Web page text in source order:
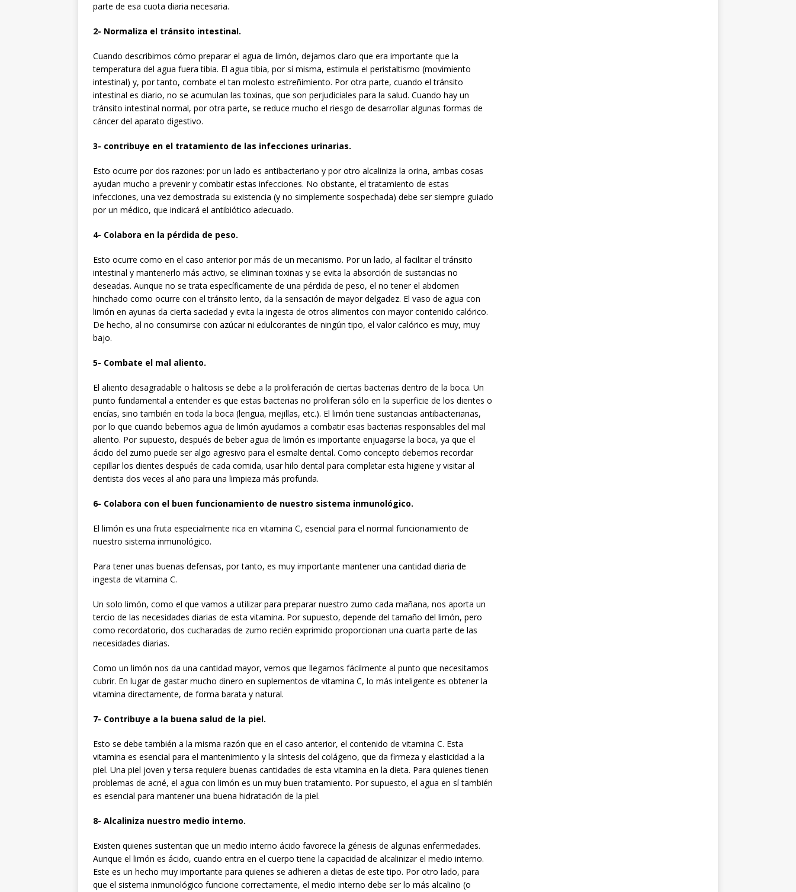
parte de esa cuota diaria necesaria.
2- Normaliza el tránsito intestinal.
Cuando describimos cómo preparar el agua de limón, dejamos claro que era importante que la
temperatura del agua fuera tibia. El agua tibia, por sí misma, estimula el peristaltismo (movimiento
intestinal) y, por tanto, combate el tan molesto estreñimiento. Por otra parte, cuando el tránsito
intestinal es diario, no se acumulan las toxinas, que son perjudiciales para la salud. Cuando hay un
tránsito intestinal normal, por otra parte, se reduce mucho el riesgo de desarrollar algunas formas de
cáncer del aparato digestivo.
3- contribuye en el tratamiento de las infecciones urinarias.
Esto ocurre por dos razones: por un lado es antibacteriano y por otro alcaliniza la orina, ambas cosas
ayudan mucho a prevenir y combatir estas infecciones. No obstante, el tratamiento de estas
infecciones, una vez demostrada su existencia (y no simplemente sospechada) debe ser siempre guiado
por un médico, que indicará el antibiótico adecuado.
4- Colabora en la pérdida de peso.
Esto ocurre como en el caso anterior por más de un mecanismo. Por un lado, al facilitar el tránsito
intestinal y mantenerlo más activo, se eliminan toxinas y se evita la absorción de sustancias no
deseadas. Aunque no se trata específicamente de una pérdida de peso, el no tener el abdomen
hinchado como ocurre con el tránsito lento, da la sensación de mayor delgadez. El vaso de agua con
limón en ayunas da cierta saciedad y evita la ingesta de otros alimentos con mayor contenido calórico.
De hecho, al no consumirse con azúcar ni edulcorantes de ningún tipo, el valor calórico es muy, muy
bajo.
5- Combate el mal aliento.
El aliento desagradable o halitosis se debe a la proliferación de ciertas bacterias dentro de la boca. Un
punto fundamental a entender es que estas bacterias no proliferan sólo en la superficie de los dientes o
encías, sino también en toda la boca (lengua, mejillas, etc.). El limón tiene sustancias antibacterianas,
por lo que cuando bebemos agua de limón ayudamos a combatir esas bacterias responsables del mal
aliento. Por supuesto, después de beber agua de limón es importante enjuagarse la boca, ya que el
ácido del zumo puede ser algo agresivo para el esmalte dental. Como concepto debemos recordar
cepillar los dientes después de cada comida, usar hilo dental para completar esta higiene y visitar al
dentista dos veces al año para una limpieza más profunda.
6- Colabora con el buen funcionamiento de nuestro sistema inmunológico.
El limón es una fruta especialmente rica en vitamina C, esencial para el normal funcionamiento de
nuestro sistema inmunológico.
Para tener unas buenas defensas, por tanto, es muy importante mantener una cantidad diaria de
ingesta de vitamina C.
Un solo limón, como el que vamos a utilizar para preparar nuestro zumo cada mañana, nos aporta un
tercio de las necesidades diarias de esta vitamina. Por supuesto, depende del tamaño del limón, pero
como recordatorio, dos cucharadas de zumo recién exprimido proporcionan una cuarta parte de las
necesidades diarias.
Como un limón nos da una cantidad mayor, vemos que llegamos fácilmente al punto que necesitamos
cubrir. En lugar de gastar mucho dinero en suplementos de vitamina C, lo más inteligente es obtener la
vitamina directamente, de forma barata y natural.
7- Contribuye a la buena salud de la piel.
Esto se debe también a la misma razón que en el caso anterior, el contenido de vitamina C. Esta
vitamina es esencial para el mantenimiento y la síntesis del colágeno, que da firmeza y elasticidad a la
piel. Una piel joven y tersa requiere buenas cantidades de esta vitamina en la dieta. Para quienes tienen
problemas de acné, el agua con limón es un muy buen tratamiento. Por supuesto, el agua en sí también
es esencial para mantener una buena hidratación de la piel.
8- Alcaliniza nuestro medio interno.
Existen quienes sustentan que un medio interno ácido favorece la génesis de algunas enfermedades.
Aunque el limón es ácido, cuando entra en el cuerpo tiene la capacidad de alcalinizar el medio interno.
Este es un hecho muy importante para quienes se adhieren a dietas de este tipo. Por otro lado, para
que el sistema inmunológico funcione correctamente, el medio interno debe ser lo más alcalino (o